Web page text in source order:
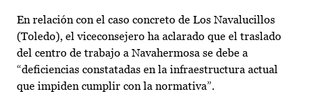
En relación con el caso concreto de Los Navalucillos
(Toledo), el viceconsejero ha aclarado que el traslado
del centro de trabajo a Navahermosa se debe a
“deficiencias constatadas en la infraestructura actual
que impiden cumplir con la normativa”.